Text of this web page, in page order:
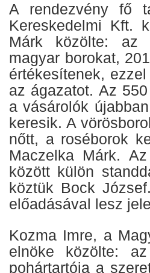
A rendezvény fő
Kereskedelmi Kft.
Márk közölte: az
magyar borokat,
értékesítenek,
az ágazatot. Az
a vásárolók
keresik. A
nőtt, a roséborok
Maczelka Márk.
között külön
köztük Bock
előadásával lesz
Kozma Imre, a
elnöke közölte:
pohártartója a